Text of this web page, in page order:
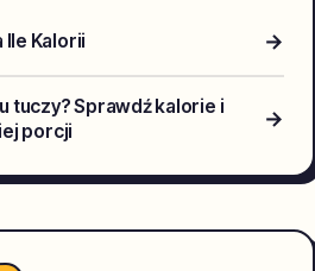
Ile Kalorii →
tuczy? Sprawdź kalorie i
porcji
→